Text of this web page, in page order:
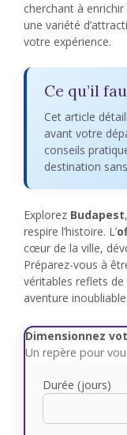
cherchant à
une variété
votre expérience.
Ce qu’il
Cet article
avant votre
conseils
destination
Explorez Budapest
respire l’histoire. L’
cœur de la ville,
Préparez-vous à
véritables reflets
aventure inoubliable.
Dimensionnez
Un repère pour
Durée (jours)